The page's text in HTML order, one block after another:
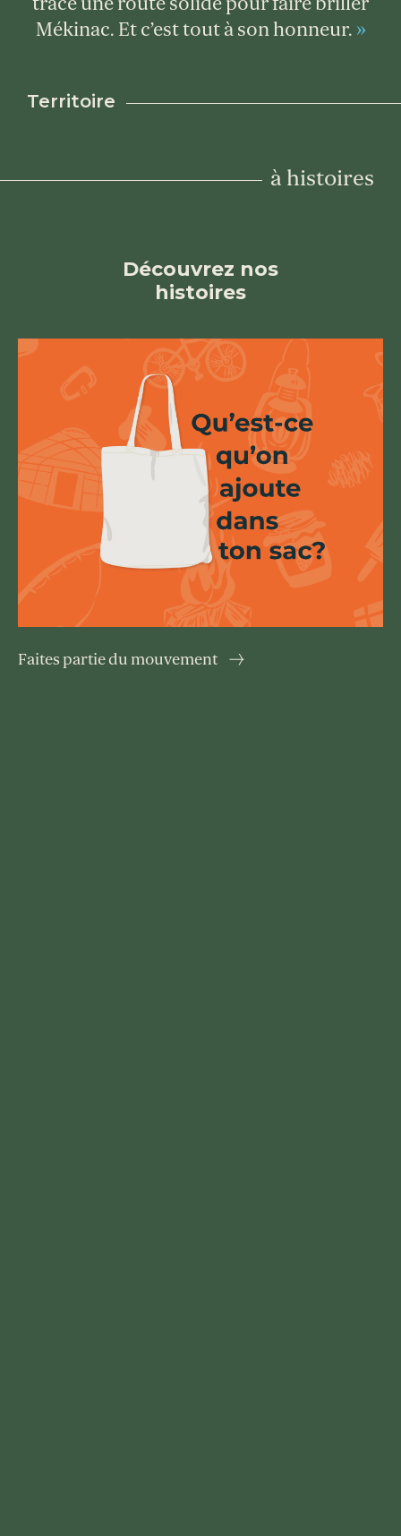
Mékinac. Et c’est tout à son honneur.
Territoire
à histoires
Découvrez nos
histoires
Faites partie du mouvement